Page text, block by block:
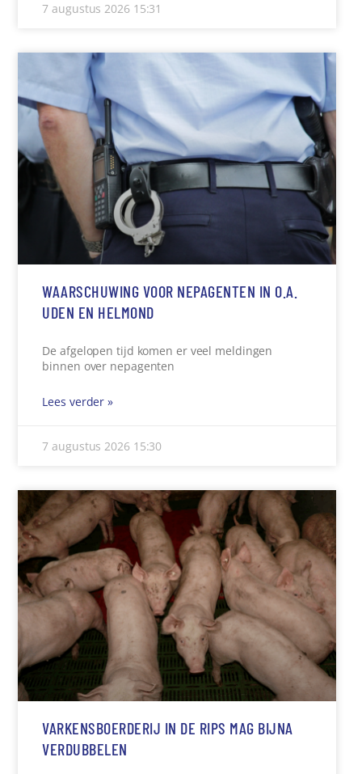
7 augustus 2026 15:31
WAARSCHUWING VOOR NEPAGENTEN IN O.A.
UDEN EN HELMOND
De afgelopen tijd komen er veel meldingen
binnen over nepagenten
Lees verder »
7 augustus 2026 15:30
VARKENSBOERDERIJ IN DE RIPS MAG BIJNA
VERDUBBELEN